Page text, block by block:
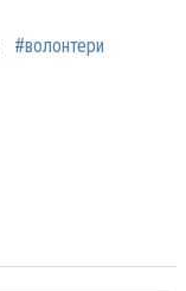
#волонтери